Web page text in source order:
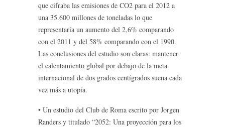
que cifraba las emisiones de CO2 para el 2012 a
una 35.600 millones de toneladas lo que
representaría un aumento del 2,6% comparando
con el 2011 y del 58% comparando con el 1990.
Las conclusiones del estudio son claras: mantener
el calentamiento global por debajo de la meta
internacional de dos grados centígrados suena cada
vez más a utopía.
• Un estudio del Club de Roma escrito por Jorgen
Randers y titulado “2052: Una proyección para los